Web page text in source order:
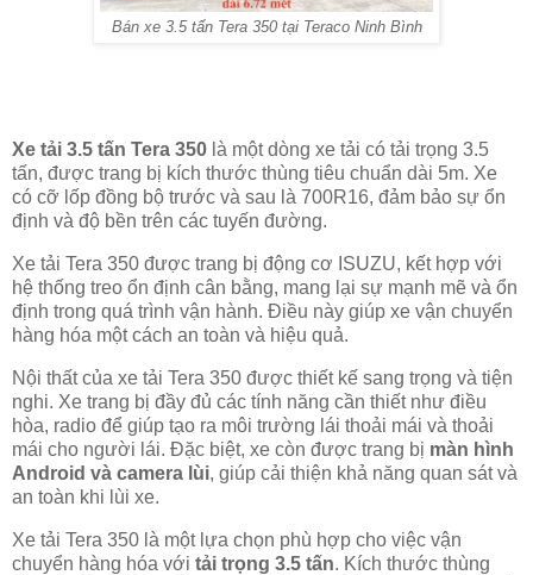
Bán xe 3.5 tấn Tera 350 tại Teraco Ninh Bình
Xe tải 3.5 tấn Tera 350 là một dòng xe tải có tải trọng 3.5
tấn, được trang bị kích thước thùng tiêu chuẩn dài 5m. Xe
có cỡ lốp đồng bộ trước và sau là 700R16, đảm bảo sự ổn
định và độ bền trên các tuyến đường.
Xe tải Tera 350 được trang bị động cơ ISUZU, kết hợp với
hệ thống treo ổn định cân bằng, mang lại sự mạnh mẽ và ổn
định trong quá trình vận hành. Điều này giúp xe vận chuyển
hàng hóa một cách an toàn và hiệu quả.
Nội thất của xe tải Tera 350 được thiết kế sang trọng và tiện
nghi. Xe trang bị đầy đủ các tính năng cần thiết như điều
hòa, radio để giúp tạo ra môi trường lái thoải mái và thoải
mái cho người lái. Đặc biệt, xe còn được trang bị màn hình
Android và camera lùi, giúp cải thiện khả năng quan sát và
an toàn khi lùi xe.
Xe tải Tera 350 là một lựa chọn phù hợp cho việc vận
chuyển hàng hóa với tải trọng 3.5 tấn. Kích thước thùng